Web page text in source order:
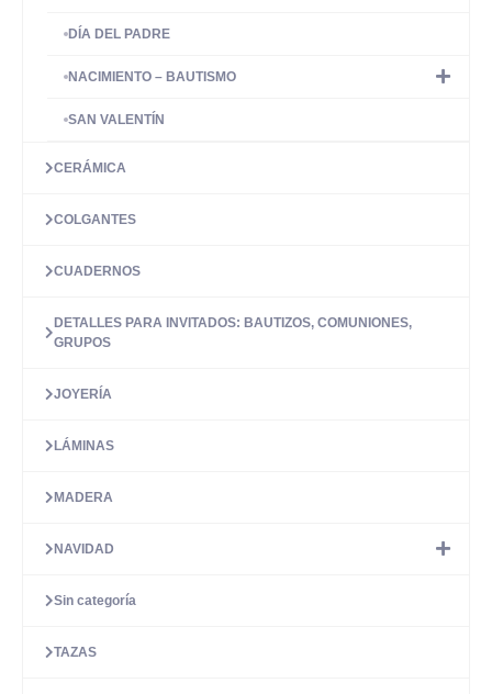
DÍA DEL PADRE
NACIMIENTO – BAUTISMO
SAN VALENTÍN
CERÁMICA
COLGANTES
CUADERNOS
DETALLES PARA INVITADOS: BAUTIZOS, COMUNIONES,
GRUPOS
JOYERÍA
LÁMINAS
MADERA
NAVIDAD
Sin categoría
TAZAS